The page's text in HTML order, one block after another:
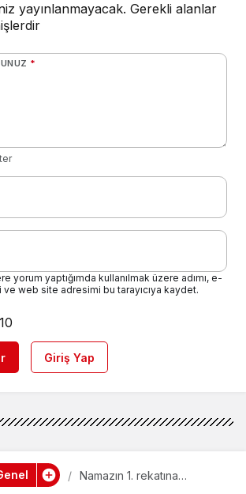
yayınlanmayacak. Gerekli alanlar
*
yorum yaptığımda kullanılmak üzere adımı, e-
web site adresimi bu tarayıcıya kaydet.
10
Giriş Yap
Namazın 1. rekatına